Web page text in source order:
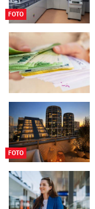
FOTO
FOTO